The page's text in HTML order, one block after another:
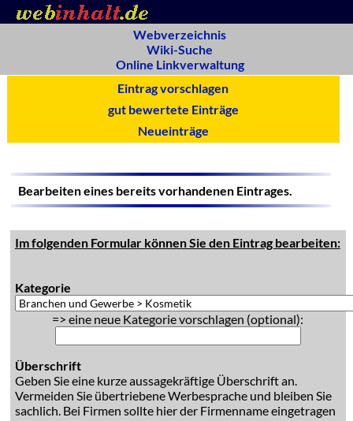
Webverzeichnis
Wiki-Suche
Online Linkverwaltung
Eintrag vorschlagen
gut bewertete Einträge
Neueinträge
Bearbeiten eines bereits vorhandenen Eintrages.
Im folgenden Formular können Sie den Eintrag bearbeiten:
Kategorie
=> eine neue Kategorie vorschlagen (optional):
Überschrift
Geben Sie eine kurze aussagekräftige Überschrift an.
Vermeiden Sie übertriebene Werbesprache und bleiben Sie
sachlich. Bei Firmen sollte hier der Firmenname eingetragen